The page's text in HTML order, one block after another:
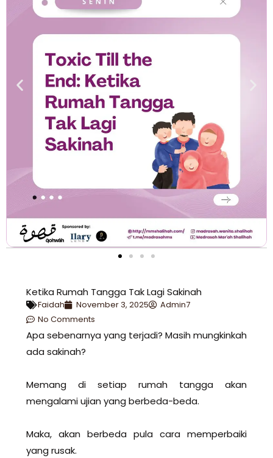
Ketika Rumah Tangga Tak Lagi Sakinah
Faidah November 3, 2025
Admin7
No Comments
Apa sebenarnya yang terjadi? Masih mungkinkah
ada sakinah?
Memang di setiap rumah tangga akan
mengalami ujian yang berbeda-beda.
Maka, akan berbeda pula cara memperbaiki
yang rusak.